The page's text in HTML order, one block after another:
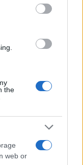
the
web or
Mobilità Olbia
foto
+39
di